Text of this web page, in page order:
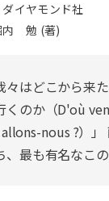
イヤモンド社
内 勉 (著)
々はどこから来
くのか（D'où
nous ?）
、最も有名なこ